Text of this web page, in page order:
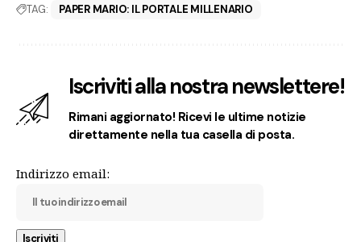
TAG: PAPER MARIO: IL PORTALE MILLENARIO
Iscriviti alla nostra newslettere!
Rimani aggiornato! Ricevi le ultime notizie
direttamente nella tua casella di posta.
Indirizzo email: